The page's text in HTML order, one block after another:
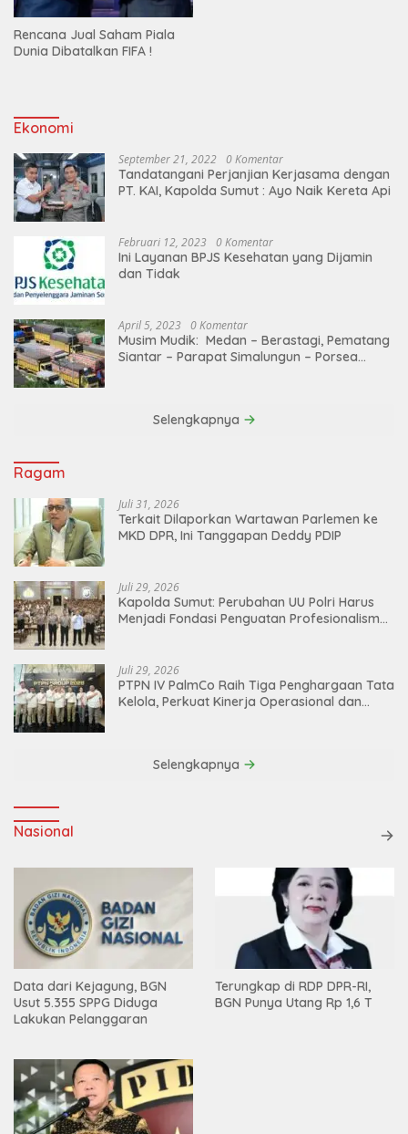
Rencana Jual Saham Piala
Dunia Dibatalkan FIFA !
Ekonomi
September 21, 2022 0 Komentar
Tandatangani Perjanjian Kerjasama dengan
PT. KAI, Kapolda Sumut : Ayo Naik Kereta Api
Februari 12, 2023 0 Komentar
Ini Layanan BPJS Kesehatan yang Dijamin
dan Tidak
April 5, 2023 0 Komentar
Musim Mudik: Medan – Berastagi, Pematang
Siantar – Parapat Simalungun – Porsea
Selengkapnya
Ragam
Juli 31, 2026
Terkait Dilaporkan Wartawan Parlemen ke
MKD DPR, Ini Tanggapan Deddy PDIP
Juli 29, 2026
Kapolda Sumut: Perubahan UU Polri Harus
Menjadi Fondasi Penguatan Profesionalisme
Juli 29, 2026
PTPN IV PalmCo Raih Tiga Penghargaan Tata
Kelola, Perkuat Kinerja Operasional dan
Selengkapnya
Nasional
Data dari Kejagung, BGN
Usut 5.355 SPPG Diduga
Lakukan Pelanggaran
Terungkap di RDP DPR-RI,
BGN Punya Utang Rp 1,6 T